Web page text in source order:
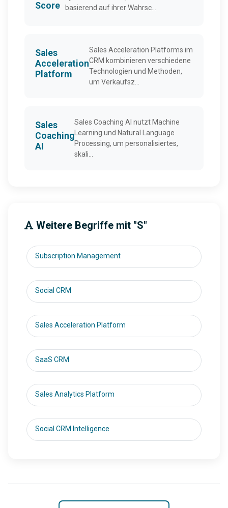
Score
basierend auf ihrer Wahrsc...
Sales
Acceleration
Platform
Sales Acceleration Platforms im
CRM kombinieren verschiedene
Technologien und Methoden,
um Verkaufsz...
Sales
Coaching
AI
Sales Coaching AI nutzt Machine
Learning und Natural Language
Processing, um personalisiertes,
skali...
Weitere Begriffe mit "S"
Subscription Management
Social CRM
Sales Acceleration Platform
SaaS CRM
Sales Analytics Platform
Social CRM Intelligence